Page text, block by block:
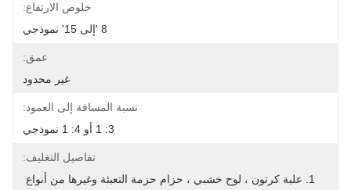
خلوص الارتفاع:
8 'إلى 15' نموذجي
عمق:
غير محدود
نسبة المسافة إلى العمود:
3: 1 أو 4: 1 نموذجي
تفاصيل التغليف: